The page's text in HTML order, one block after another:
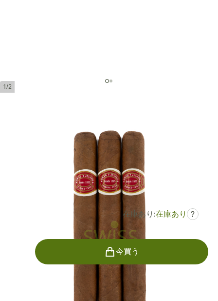
1/2
ガリア デ ロンドレス (パック 3)
長さ: 117 mm / 4.61 インチ
レビュー
¥3,990 -28%
在庫あり:在庫あり ?
今買う